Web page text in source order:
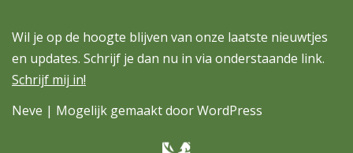
Wil je op de hoogte blijven van onze laatste nieuwtjes
en updates. Schrijf je dan nu in via onderstaande link.
Schrijf mij in!
Neve | Mogelijk gemaakt doorWordPress